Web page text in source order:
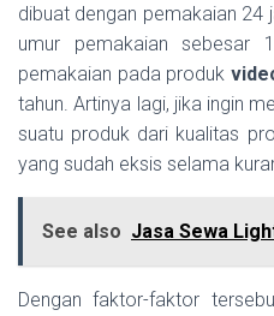
dibuat dengan pemakaian 24
umur pemakaian sebesar
pemakaian pada produk
tahun. Artinya lagi, jika ingin
suatu produk dari kualitas
yang sudah eksis selama
See also Jasa Sewa
Dengan faktor-faktor